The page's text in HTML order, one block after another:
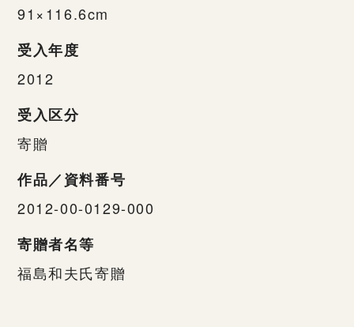
91×116.6cm
受入年度
2012
受入区分
寄贈
作品／資料番号
2012-00-0129-000
寄贈者名等
福島和夫氏寄贈